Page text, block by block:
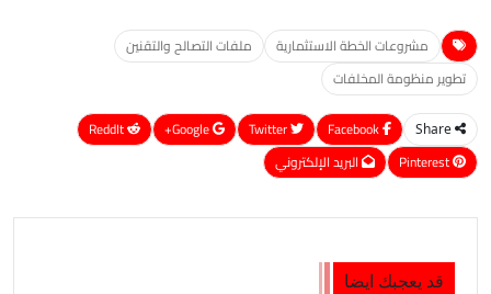
مشروعات الخطة الاستثمارية
ملفات التصالح والتقنين
تطوير منظومة المخلفات
Share
Google+
ReddIt
Pinterest
البريد الإلكتروني
قد يعجبك ايضا